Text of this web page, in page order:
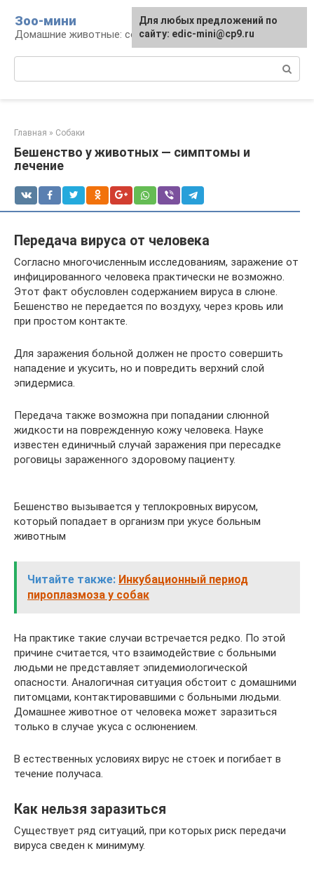
контенту
Зоо-мини
Домашние животные: содержание и уход
Главная » Собаки
Бешенство у животных — симптомы и
лечение
Передача вируса от человека
Согласно многочисленным исследованиям, заражение от
инфицированного человека практически не возможно.
Этот факт обусловлен содержанием вируса в слюне.
Бешенство не передается по воздуху, через кровь или
при простом контакте.
Для заражения больной должен не просто совершить
нападение и укусить, но и повредить верхний слой
эпидермиса.
Передача также возможна при попадании слюнной
жидкости на поврежденную кожу человека. Науке
известен единичный случай заражения при пересадке
роговицы зараженного здоровому пациенту.
Бешенство вызывается у теплокровных вирусом,
который попадает в организм при укусе больным
животным
Читайте также: Инкубационный период
пироплазмоза у собак
На практике такие случаи встречается редко. По этой
причине считается, что взаимодействие с больными
людьми не представляет эпидемиологической
опасности. Аналогичная ситуация обстоит с домашними
питомцами, контактировавшими с больными людьми.
Домашнее животное от человека может заразиться
только в случае укуса с ослюнением.
В естественных условиях вирус не стоек и погибает в
течение получаса.
Как нельзя заразиться
Существует ряд ситуаций, при которых риск передачи
вируса сведен к минимуму.
Для любых предложений по
сайту: edic-mini@cp9.ru